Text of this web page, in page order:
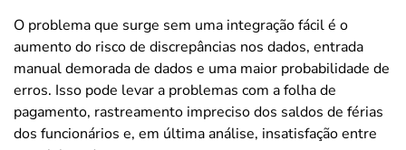
O problema que surge sem uma integração fácil é o
aumento do risco de discrepâncias nos dados, entrada
manual demorada de dados e uma maior probabilidade de
erros. Isso pode levar a problemas com a folha de
pagamento, rastreamento impreciso dos saldos de férias
dos funcionários e, em última análise, insatisfação entre